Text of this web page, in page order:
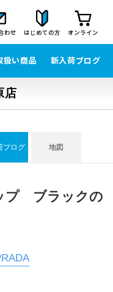
わせ はじめての方 オンライン
扱い商品 新入荷ブログ
店
ブログ 地図
プ ブラックの